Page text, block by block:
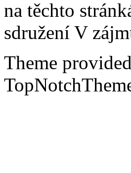
na těchto
sdružení V
Theme